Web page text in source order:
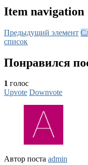
Item navigation
Предыдущий элемент
список
Понравился
1 голос
Upvote Downvote
Автор поста admin